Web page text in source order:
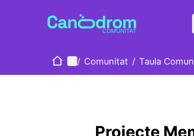
IniciMenú principal
/ Comunitat / Taula
Projecte